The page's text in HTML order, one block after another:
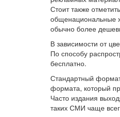
Стоит также
общенациональные
обычно более
В зависимости от
По способу
бесплатно.
Стандартный
формата, который
Часто издания
таких СМИ чаще